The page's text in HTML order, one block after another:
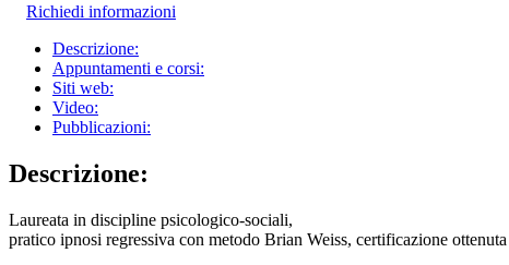
Richiedi informazioni
Descrizione:
Appuntamenti e corsi:
Siti web:
Video:
Pubblicazioni:
Descrizione:
Laureata in discipline psicologico-sociali,
pratico ipnosi regressiva con metodo Brian Weiss, certificazione